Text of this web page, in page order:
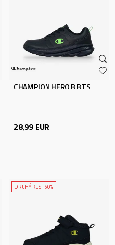
CHAMPION HERO B BTS
28,99 EUR
DRUHÝ KUS -50%